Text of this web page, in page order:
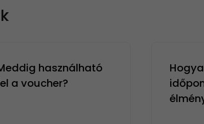
használható
a voucher?